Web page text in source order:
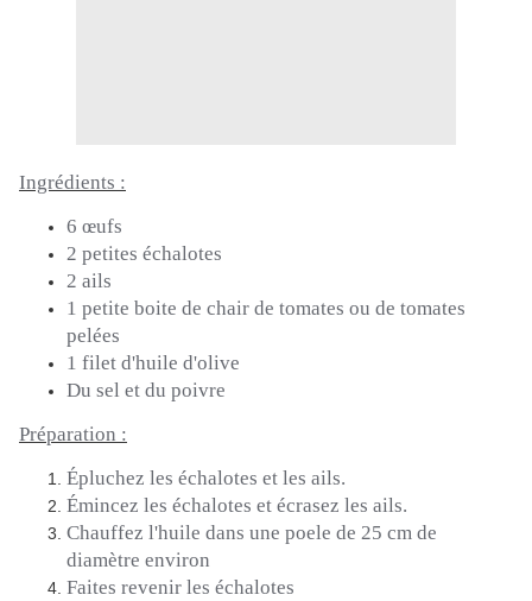
Ingrédients :
6 œufs
2 petites échalotes
2 ails
1 petite boite de chair de tomates ou de tomates
pelées
1 filet d'huile d'olive
Du sel et du poivre
Préparation :
Épluchez les échalotes et les ails.
Émincez les échalotes et écrasez les ails.
Chauffez l'huile dans une poele de 25 cm de
diamètre environ
Faites revenir les échalotes